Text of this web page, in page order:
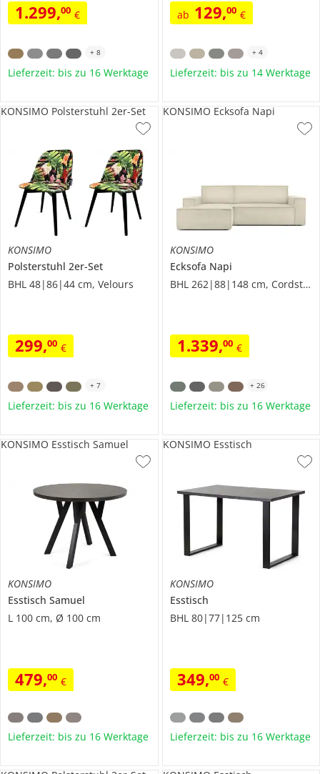
1.299,00 €
+ 8
Lieferzeit: bis zu 16 Werktage
ab 129,00 €
+ 4
Lieferzeit: bis zu 14 Werktage
KONSIMO
Polsterstuhl 2er-Set
BHL 48|86|44 cm, Velours
299,00 €
KONSIMO Polsterstuhl 2er-Set
+ 7
Lieferzeit: bis zu 16 Werktage
KONSIMO
Ecksofa Napi
BHL 262|88|148 cm, Cordstoff
1.339,00 €
KONSIMO Ecksofa Napi
+ 26
Lieferzeit: bis zu 16 Werktage
KONSIMO
Esstisch Samuel
L 100 cm, Ø 100 cm
479,00 €
KONSIMO Esstisch Samuel
Lieferzeit: bis zu 16 Werktage
KONSIMO
Esstisch
BHL 80|77|125 cm
349,00 €
KONSIMO Esstisch
Lieferzeit: bis zu 16 Werktage